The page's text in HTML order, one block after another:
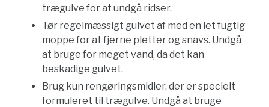
trægulve for at undgå ridser.
Tør regelmæssigt gulvet af med en let fugtig
moppe for at fjerne pletter og snavs. Undgå
at bruge for meget vand, da det kan
beskadige gulvet.
Brug kun rengøringsmidler, der er specielt
formuleret til trægulve. Undgå at bruge